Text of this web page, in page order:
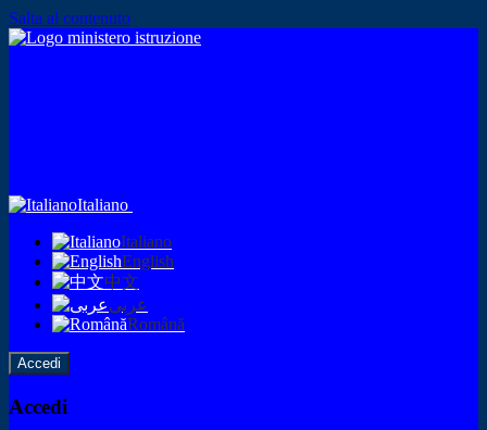
Salta al contenuto
Italiano
Italiano
English
中文
عربى
Română
Accedi
Accedi